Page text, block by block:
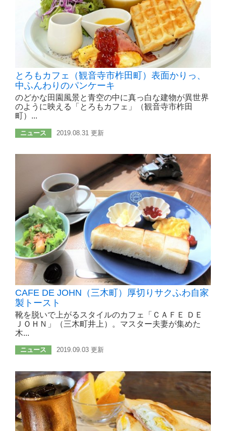
とろもカフェ（観音寺市柞田町）表面かりっ、
中ふんわりのパンケーキ
のどかな田園風景と青空の中に真っ白な建物が異世界
のように映える「とろもカフェ」（観音寺市柞田
町）...
ニュース 2019.08.31 更新
CAFE DE JOHN（三木町）厚切りサクふわ自家
製トースト
靴を脱いで上がるスタイルのカフェ「ＣＡＦＥ ＤＥ
ＪＯＨＮ」（三木町井上）。マスター夫妻が集めた
木...
ニュース 2019.09.03 更新